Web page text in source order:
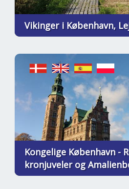
Vikinger i København,
Kongelige København -
kronjuveler og